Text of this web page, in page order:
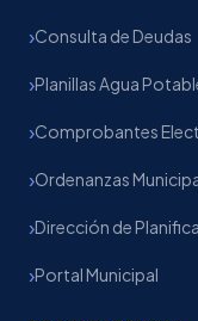
Consulta de Deudas
Planillas Agua
Comprobantes
Ordenanzas
Dirección de
Portal Municipal